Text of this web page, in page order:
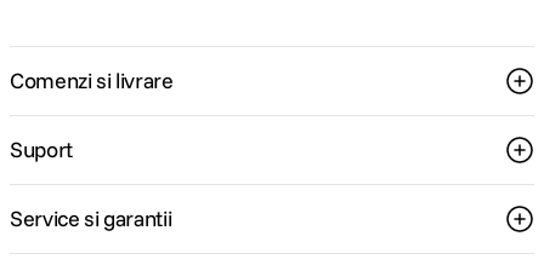
Comenzi si livrare
Suport
Service si garantii